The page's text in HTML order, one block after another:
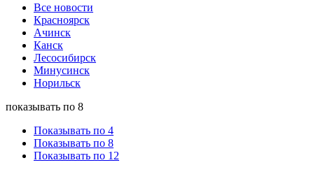
Все новости
Красноярск
Ачинск
Канск
Лесосибирск
Минусинск
Норильск
показывать по 8
Показывать по 4
Показывать по 8
Показывать по 12